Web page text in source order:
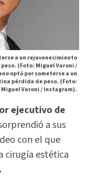
a un rejuvenecimiento
(Foto: Miguel Varoni /
optó por someterse a un
pérdida de peso. (Foto:
Miguel Varoni / Instagram).
ejecutivo de
a sus
con el que
cirugía estética